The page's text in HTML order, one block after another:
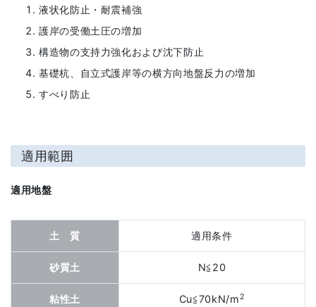
液状化防止・耐震補強
護岸の受働土圧の増加
構造物の支持力強化および沈下防止
基礎杭、自立式護岸等の横方向地盤反力の増加
すべり防止
適用範囲
適用地盤
土 質 適用条件
砂質土 N≦20
粘性土 Cu≦70kN/m2